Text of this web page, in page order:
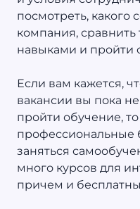
посмотреть, какого
компания,
навыками и пройти
Если вам кажется,
вакансии вы пока
пройти обучение,
профессиональные
заняться
много курсов для
причем и